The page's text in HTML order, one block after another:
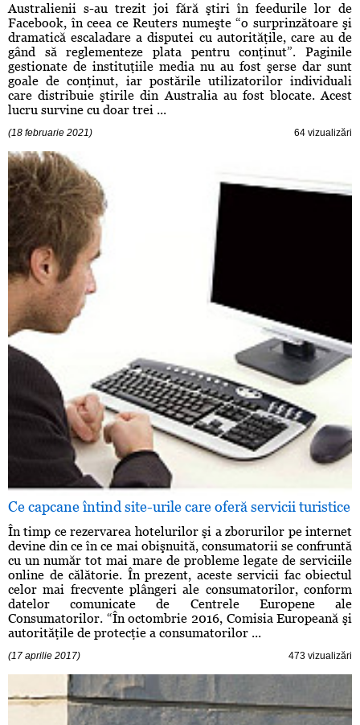
Australienii s-au trezit joi fără ştiri în feedurile lor de
Facebook, în ceea ce Reuters numeşte “o surprinzătoare şi
dramatică escaladare a disputei cu autorităţile, care au de
gând să reglementeze plata pentru conţinut”. Paginile
gestionate de instituţiile media nu au fost şerse dar sunt
goale de conţinut, iar postările utilizatorilor individuali
care distribuie ştirile din Australia au fost blocate. Acest
lucru survine cu doar trei ...
(18 februarie 2021) 64 vizualizări
Ce capcane întind site-urile care oferă servicii turistice
În timp ce rezervarea hotelurilor şi a zborurilor pe internet
devine din ce în ce mai obişnuită, consumatorii se confruntă
cu un număr tot mai mare de probleme legate de serviciile
online de călătorie. În prezent, aceste servicii fac obiectul
celor mai frecvente plângeri ale consumatorilor, conform
datelor comunicate de Centrele Europene ale
Consumatorilor. “În octombrie 2016, Comisia Europeană şi
autorităţile de protecţie a consumatorilor ...
(17 aprilie 2017) 473 vizualizări